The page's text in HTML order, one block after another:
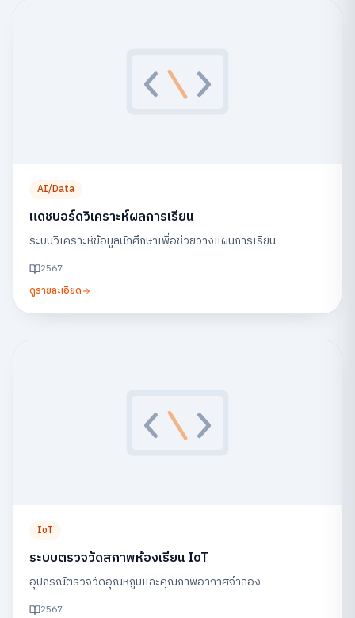
AI/Data
แดชบอร์ดวิเคราะห์ผลการเรียน
ระบบวิเคราะห์ข้อมูลนักศึกษาเพื่อช่วยวางแผนการเรียน
2567
ดูรายละเอียด
IoT
ระบบตรวจวัดสภาพห้องเรียน IoT
อุปกรณ์ตรวจวัดอุณหภูมิและคุณภาพอากาศจำลอง
2567